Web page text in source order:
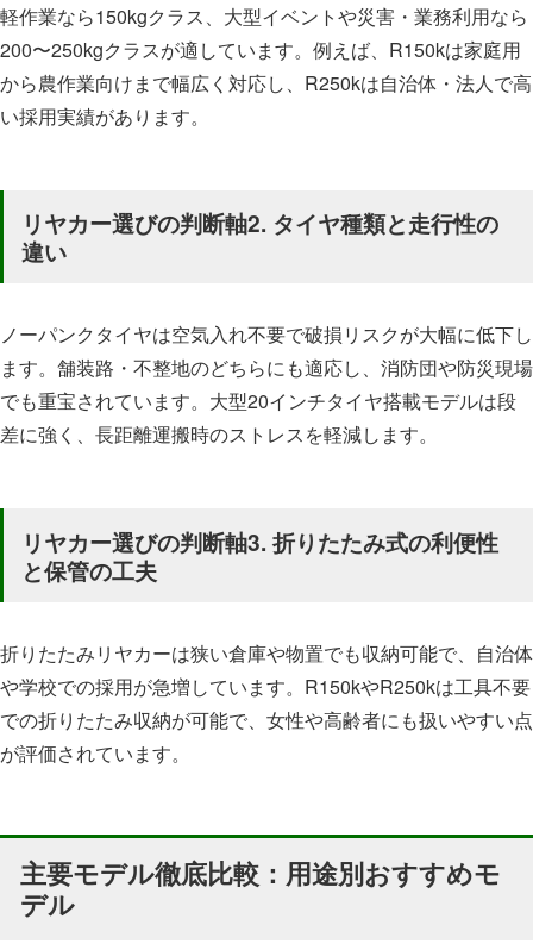
軽作業なら150kgクラス、大型イベントや災害・業務利用なら
200〜250kgクラスが適しています。例えば、R150kは家庭用
から農作業向けまで幅広く対応し、R250kは自治体・法人で高
い採用実績があります。
リヤカー選びの判断軸2. タイヤ種類と走行性の
違い
ノーパンクタイヤは空気入れ不要で破損リスクが大幅に低下し
ます。舗装路・不整地のどちらにも適応し、消防団や防災現場
でも重宝されています。大型20インチタイヤ搭載モデルは段
差に強く、長距離運搬時のストレスを軽減します。
リヤカー選びの判断軸3. 折りたたみ式の利便性
と保管の工夫
折りたたみリヤカーは狭い倉庫や物置でも収納可能で、自治体
や学校での採用が急増しています。R150kやR250kは工具不要
での折りたたみ収納が可能で、女性や高齢者にも扱いやすい点
が評価されています。
主要モデル徹底比較：用途別おすすめモ
デル